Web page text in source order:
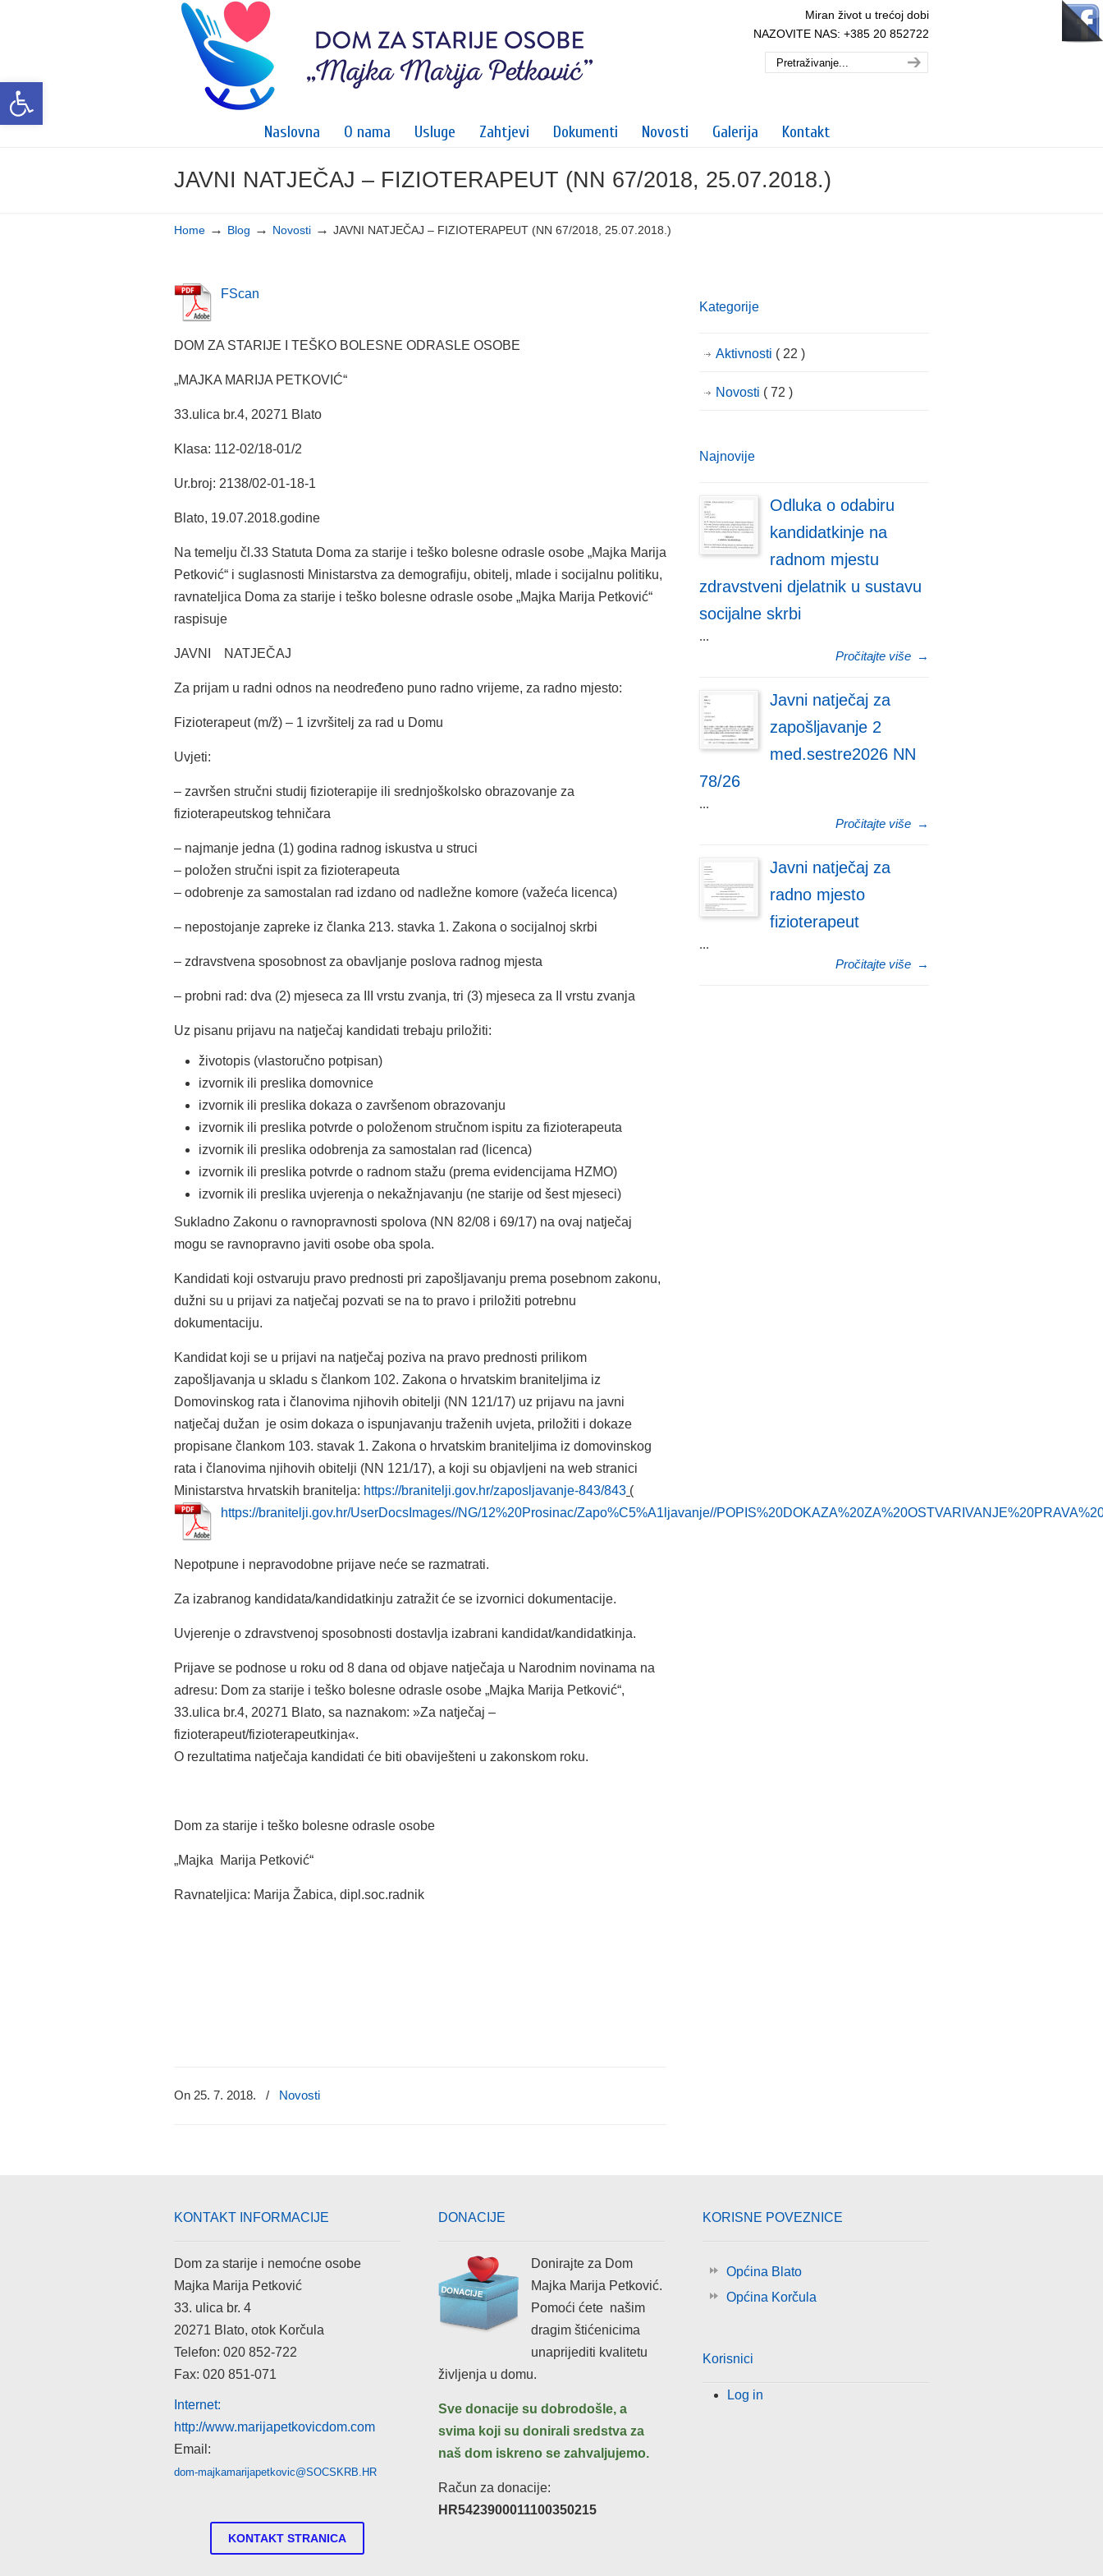
Open toolbar
Miran život u trećoj dobi
NAZOVITE NAS: +385 20 852722
Naslovna O nama Usluge Zahtjevi Dokumenti Novosti Galerija Kontakt
Navigation
JAVNI NATJEČAJ – FIZIOTERAPEUT (NN 67/2018, 25.07.2018.)
Home → Blog → Novosti → JAVNI NATJEČAJ – FIZIOTERAPEUT (NN 67/2018, 25.07.2018.)
FScan
DOM ZA STARIJE I TEŠKO BOLESNE ODRASLE OSOBE
„MAJKA MARIJA PETKOVIĆ“
33.ulica br.4, 20271 Blato
Klasa: 112-02/18-01/2
Ur.broj: 2138/02-01-18-1
Blato, 19.07.2018.godine
Na temelju čl.33 Statuta Doma za starije i teško bolesne odrasle osobe „Majka Marija
Petković“ i suglasnosti Ministarstva za demografiju, obitelj, mlade i socijalnu politiku,
ravnateljica Doma za starije i teško bolesne odrasle osobe „Majka Marija Petković“
raspisuje
JAVNI NATJEČAJ
Za prijam u radni odnos na neodređeno puno radno vrijeme, za radno mjesto:
Fizioterapeut (m/ž) – 1 izvršitelj za rad u Domu
Uvjeti:
– završen stručni studij fizioterapije ili srednjoškolsko obrazovanje za
fizioterapeutskog tehničara
– najmanje jedna (1) godina radnog iskustva u struci
– položen stručni ispit za fizioterapeuta
– odobrenje za samostalan rad izdano od nadležne komore (važeća licenca)
– nepostojanje zapreke iz članka 213. stavka 1. Zakona o socijalnoj skrbi
– zdravstvena sposobnost za obavljanje poslova radnog mjesta
– probni rad: dva (2) mjeseca za III vrstu zvanja, tri (3) mjeseca za II vrstu zvanja
Uz pisanu prijavu na natječaj kandidati trebaju priložiti:
životopis (vlastoručno potpisan)
izvornik ili preslika domovnice
izvornik ili preslika dokaza o završenom obrazovanju
izvornik ili preslika potvrde o položenom stručnom ispitu za fizioterapeuta
izvornik ili preslika odobrenja za samostalan rad (licenca)
izvornik ili preslika potvrde o radnom stažu (prema evidencijama HZMO)
izvornik ili preslika uvjerenja o nekažnjavanju (ne starije od šest mjeseci)
Sukladno Zakonu o ravnopravnosti spolova (NN 82/08 i 69/17) na ovaj natječaj
mogu se ravnopravno javiti osobe oba spola.
Kandidati koji ostvaruju pravo prednosti pri zapošljavanju prema posebnom zakonu,
dužni su u prijavi za natječaj pozvati se na to pravo i priložiti potrebnu
dokumentaciju.
Kandidat koji se u prijavi na natječaj poziva na pravo prednosti prilikom
zapošljavanja u skladu s člankom 102. Zakona o hrvatskim braniteljima iz
Domovinskog rata i članovima njihovih obitelji (NN 121/17) uz prijavu na javni
natječaj dužan je osim dokaza o ispunjavanju traženih uvjeta, priložiti i dokaze
propisane člankom 103. stavak 1. Zakona o hrvatskim braniteljima iz domovinskog
rata i članovima njihovih obitelji (NN 121/17), a koji su objavljeni na web stranici
Ministarstva hrvatskih branitelja: https://branitelji.gov.hr/zaposljavanje-843/843 (
https://branitelji.gov.hr/UserDocsImages//NG/12%20Prosinac/Zapo%C5%A1ljavanje//
Nepotpune i nepravodobne prijave neće se razmatrati.
Za izabranog kandidata/kandidatkinju zatražit će se izvornici dokumentacije.
Uvjerenje o zdravstvenoj sposobnosti dostavlja izabrani kandidat/kandidatkinja.
Prijave se podnose u roku od 8 dana od objave natječaja u Narodnim novinama na
adresu: Dom za starije i teško bolesne odrasle osobe „Majka Marija Petković“,
33.ulica br.4, 20271 Blato, sa naznakom: »Za natječaj –
fizioterapeut/fizioterapeutkinja«.
O rezultatima natječaja kandidati će biti obaviješteni u zakonskom roku.
Dom za starije i teško bolesne odrasle osobe
„Majka Marija Petković“
Ravnateljica: Marija Žabica, dipl.soc.radnik
On 25. 7. 2018. / Novosti
Kategorije
Aktivnosti ( 22 )
Novosti ( 72 )
Najnovije
Odluka o odabiru
kandidatkinje na
radnom mjestu
zdravstveni djelatnik u sustavu
socijalne skrbi
...
Pročitajte više →
Javni natječaj za
zapošljavanje 2
med.sestre2026 NN
78/26
...
Pročitajte više →
Javni natječaj za
radno mjesto
fizioterapeut
...
Pročitajte više →
KONTAKT INFORMACIJE
Dom za starije i nemoćne osobe
Majka Marija Petković
33. ulica br. 4
20271 Blato, otok Korčula
Telefon: 020 852-722
Fax: 020 851-071
Internet:
http://www.marijapetkovicdom.com
Email:
dom-majkamarijapetkovic@SOCSKRB.HR
KONTAKT STRANICA
DONACIJE
Donirajte za Dom
Majka Marija Petković.
Pomoći ćete našim
dragim štićenicima
unaprijediti kvalitetu
življenja u domu.
Sve donacije su dobrodošle, a
svima koji su donirali sredstva za
naš dom iskreno se zahvaljujemo.
Račun za donacije:
HR5423900011100350215
KORISNE POVEZNICE
Općina Blato
Općina Korčula
Korisnici
Log in